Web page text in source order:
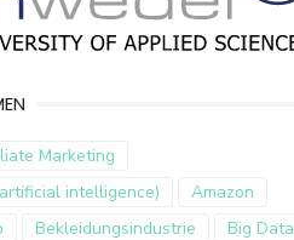
Marketing
intelligence)
Amazon
Bekleidungsindustrie
Big Data